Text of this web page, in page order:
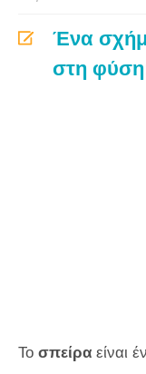
Ένα
στη
Το σπείρα είναι